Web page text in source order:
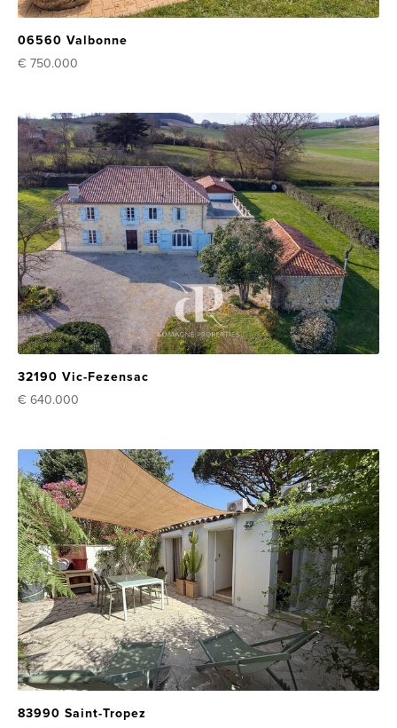
06560 Valbonne
€ 750.000
32190 Vic-Fezensac
€ 640.000
83990 Saint-Tropez